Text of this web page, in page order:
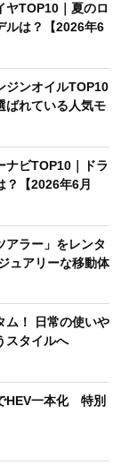
ヤTOP10｜夏のロ
ルは？【2026年6
ジンオイルTOP10
ばれている人気モ
ナビTOP10｜ドラ
？【2026年6月
アラー」をレンタ
ュアリーな移動体
ム！ 日常の使いや
スタイルへ
HEV一本化 特別